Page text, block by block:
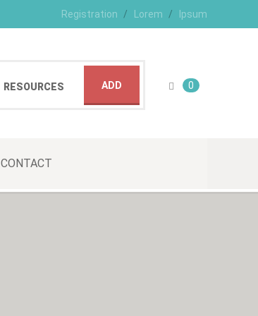
Registration Lorem Ipsum
0
RESOURCES ADD
CONTACT